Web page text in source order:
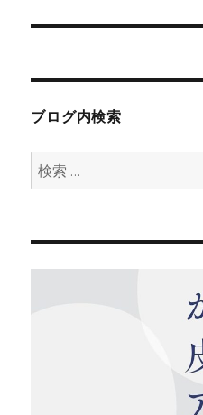
ー
投
ブログ内検索
検
索: